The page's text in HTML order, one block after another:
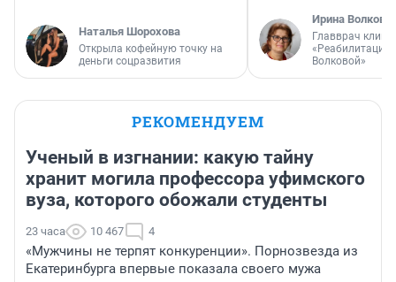
Наталья Шорохова
Открыла кофейную точку на
деньги соцразвития
Ирина Волкова
Главврач
«Реабилитация
Волковой»
РЕКОМЕНДУЕМ
Ученый в изгнании: какую тайну
хранит могила профессора уфимского
вуза, которого обожали студенты
23 часа 10 467 4
«Мужчины не терпят конкуренции». Порнозвезда из
Екатеринбурга впервые показала своего мужа